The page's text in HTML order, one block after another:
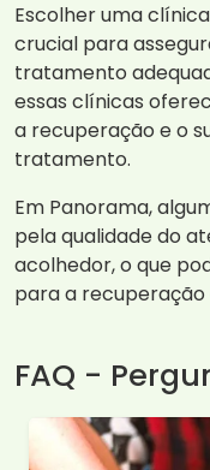
Escolher uma
crucial para
tratamento
essas clínicas
a recuperação e o
tratamento.
Em Panorama,
pela qualidade do
acolhedor, o que
para a
FAQ -